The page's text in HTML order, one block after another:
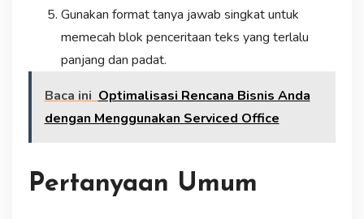
Gunakan format tanya jawab singkat untuk
memecah blok penceritaan teks yang terlalu
panjang dan padat.
Baca ini Optimalisasi Rencana Bisnis Anda
dengan Menggunakan Serviced Office
Pertanyaan Umum